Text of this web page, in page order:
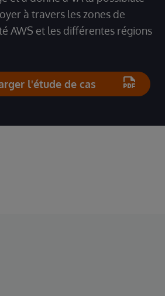
à travers les zones de
AWS et les différentes régions
l'étude de cas